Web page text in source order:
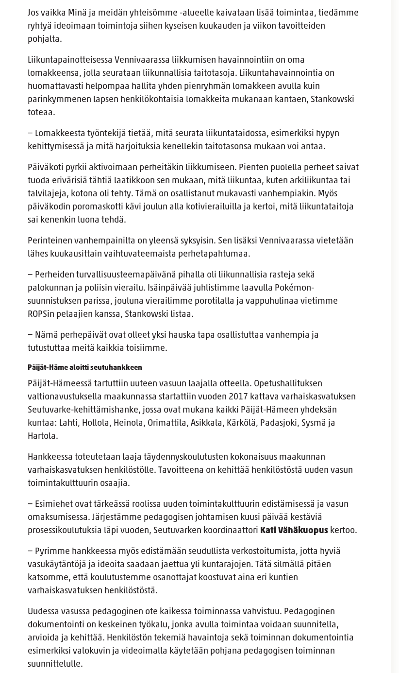
Jos vaikka Minä ja meidän yhteisömme -alueelle kaivataan lisää toimintaa, tiedämme
ryhtyä ideoimaan toimintoja siihen kyseisen kuukauden ja viikon tavoitteiden
pohjalta.
Liikuntapainotteisessa Vennivaarassa liikkumisen havainnointiin on oma
lomakkeensa, jolla seurataan liikunnallisia taitotasoja. Liikuntahavainnointia on
huomattavasti helpompaa hallita yhden pienryhmän lomakkeen avulla kuin
parinkymmenen lapsen henkilökohtaisia lomakkeita mukanaan kantaen, Stankowski
toteaa.
− Lomakkeesta työntekijä tietää, mitä seurata liikuntataidossa, esimerkiksi hypyn
kehittymisessä ja mitä harjoituksia kenellekin taitotasonsa mukaan voi antaa.
Päiväkoti pyrkii aktivoimaan perheitäkin liikkumiseen. Pienten puolella perheet saivat
tuoda erivärisiä tähtiä laatikkoon sen mukaan, mitä liikuntaa, kuten arkiliikuntaa tai
talvilajeja, kotona oli tehty. Tämä on osallistanut mukavasti vanhempiakin. Myös
päiväkodin poromaskotti kävi joulun alla kotivierailuilla ja kertoi, mitä liikuntataitoja
sai kenenkin luona tehdä.
Perinteinen vanhempainilta on yleensä syksyisin. Sen lisäksi Vennivaarassa vietetään
lähes kuukausittain vaihtuvateemaista perhetapahtumaa.
− Perheiden turvallisuusteemapäivänä pihalla oli liikunnallisia rasteja sekä
palokunnan ja poliisin vierailu. Isäinpäivää juhlistimme laavulla Pokémon-
suunnistuksen parissa, jouluna vierailimme porotilalla ja vappuhulinaa vietimme
ROPSin pelaajien kanssa, Stankowski listaa.
− Nämä perhepäivät ovat olleet yksi hauska tapa osallistuttaa vanhempia ja
tutustuttaa meitä kaikkia toisiimme.
Päijät-Häme aloitti seutuhankkeen
Päijät-Hämeessä tartuttiin uuteen vasuun laajalla otteella. Opetushallituksen
valtionavustuksella maakunnassa startattiin vuoden 2017 kattava varhaiskasvatuksen
Seutuvarke-kehittämishanke, jossa ovat mukana kaikki Päijät-Hämeen yhdeksän
kuntaa: Lahti, Hollola, Heinola, Orimattila, Asikkala, Kärkölä, Padasjoki, Sysmä ja
Hartola.
Hankkeessa toteutetaan laaja täydennyskoulutusten kokonaisuus maakunnan
varhaiskasvatuksen henkilöstölle. Tavoitteena on kehittää henkilöstöstä uuden vasun
toimintakulttuurin osaajia.
− Esimiehet ovat tärkeässä roolissa uuden toimintakulttuurin edistämisessä ja vasun
omaksumisessa. Järjestämme pedagogisen johtamisen kuusi päivää kestäviä
prosessikoulutuksia läpi vuoden, Seutuvarken koordinaattori Kati Vähäkuopus kertoo.
− Pyrimme hankkeessa myös edistämään seudullista verkostoitumista, jotta hyviä
vasukäytäntöjä ja ideoita saadaan jaettua yli kuntarajojen. Tätä silmällä pitäen
katsomme, että koulutustemme osanottajat koostuvat aina eri kuntien
varhaiskasvatuksen henkilöstöstä.
Uudessa vasussa pedagoginen ote kaikessa toiminnassa vahvistuu. Pedagoginen
dokumentointi on keskeinen työkalu, jonka avulla toimintaa voidaan suunnitella,
arvioida ja kehittää. Henkilöstön tekemiä havaintoja sekä toiminnan dokumentointia
esimerkiksi valokuvin ja videoimalla käytetään pohjana pedagogisen toiminnan
suunnittelulle.